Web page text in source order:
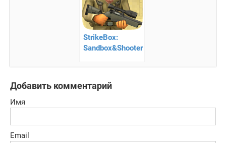
StrikeBox:
Sandbox&Shooter
стрелялка
Добавить комментарий
Имя
Email